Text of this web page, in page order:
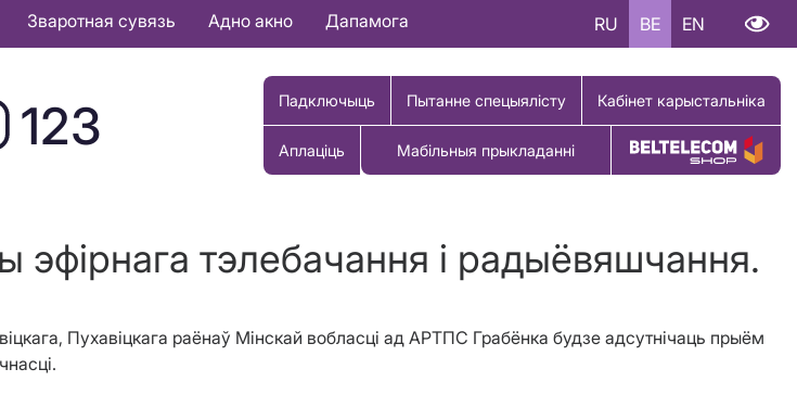
Зваротная сувязь Адно акно Дапамога RU BE EN
123 Падключыць Пытанне спецыялісту Кабінет карыстальніка
Аплаціць Мабільныя прыкладанні Купіць тавар
эфірнага тэлебачання і радыёвяшчання.
Пухавіцкага раёнаў Мінскай вобласці ад АРТПС Грабёнка будзе адсутнічаць прыём